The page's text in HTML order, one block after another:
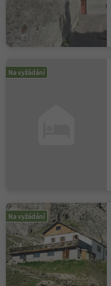
Na vyžádání
Na vyžádání